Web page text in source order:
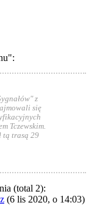
z
się
Tczewskim.
tą trasą 29
(total 2):
(6 lis 2020, o 14:03)